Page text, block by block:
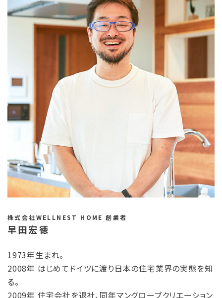
株式会社WELLNEST HOME 創業者
早田宏徳
1973年生まれ。
2008年 はじめてドイツに渡り日本の住宅業界の実態を知
る。
2009年 住宅会社を退社、同年マングローブクリエーション